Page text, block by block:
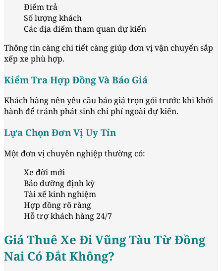
Điểm trả
Số lượng khách
Các địa điểm tham quan dự kiến
Thông tin càng chi tiết càng giúp đơn vị vận chuyển sắp
xếp xe phù hợp.
Kiểm Tra Hợp Đồng Và Báo Giá
Khách hàng nên yêu cầu báo giá trọn gói trước khi khởi
hành để tránh phát sinh chi phí ngoài dự kiến.
Lựa Chọn Đơn Vị Uy Tín
Một đơn vị chuyên nghiệp thường có:
Xe đời mới
Bảo dưỡng định kỳ
Tài xế kinh nghiệm
Hợp đồng rõ ràng
Hỗ trợ khách hàng 24/7
Giá Thuê Xe Đi Vũng Tàu Từ Đồng
Nai Có Đắt Không?